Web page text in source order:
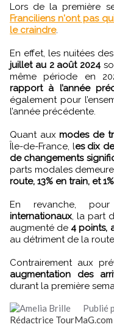
Lors de la première
Franciliens n'ont pas
le craindre.
En effet, les nuitées
juillet au 2 août 2024
même période en
rapport à l’année
également pour
l’année précédente.
Quant auxmodes de
Île-de-France, les dix
de changements
parts modales
route, 13% en train, et
En revanche,
internationaux, la part
augmenté de4 points,
au détriment de la
Contrairement aux
augmentation des
durant la première
Rédactrice TourMaG.com